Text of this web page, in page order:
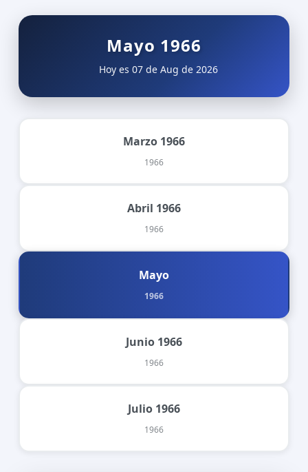
Mayo 1966
Hoy es 07 de Aug de 2026
Marzo 1966
1966
Abril 1966
1966
Mayo
1966
Junio 1966
1966
Julio 1966
1966